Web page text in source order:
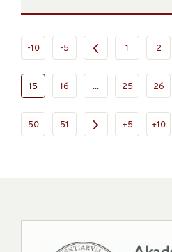
-10 -5 1 2
15 16 ... 25 26
50 51 +5 +10